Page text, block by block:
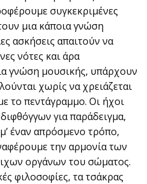
συγκεκριμένες
μια κάποια γνώση
ασκήσεις απαιτούν να
νότες και άρα
γνώση μουσικής, υπάρχουν
χωρίς να χρειάζεται
το πεντάγραμμο. Οι ήχοι
για παράδειγμα,
έναν απρόσμενο τρόπο,
την αρμονία των
οργάνων του σώματος.
φιλοσοφίες, τα τσάκρας